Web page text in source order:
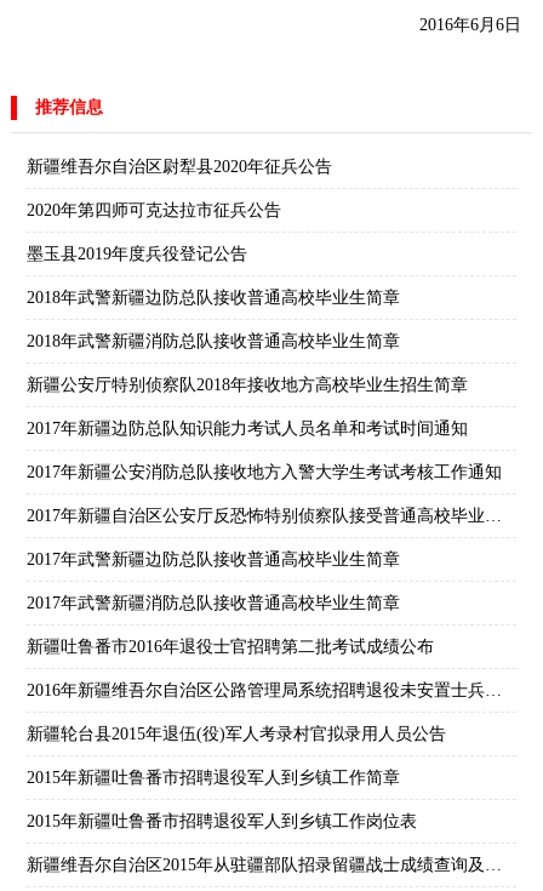
2016年6月6日
推荐信息
新疆维吾尔自治区尉犁县2020年征兵公告
2020年第四师可克达拉市征兵公告
墨玉县2019年度兵役登记公告
2018年武警新疆边防总队接收普通高校毕业生简章
2018年武警新疆消防总队接收普通高校毕业生简章
新疆公安厅特别侦察队2018年接收地方高校毕业生招生简章
2017年新疆边防总队知识能力考试人员名单和考试时间通知
2017年新疆公安消防总队接收地方入警大学生考试考核工作通知
2017年新疆自治区公安厅反恐怖特别侦察队接受普通高校毕业生信息
2017年武警新疆边防总队接收普通高校毕业生简章
2017年武警新疆消防总队接收普通高校毕业生简章
新疆吐鲁番市2016年退役士官招聘第二批考试成绩公布
2016年新疆维吾尔自治区公路管理局系统招聘退役未安置士兵工作人员笔试成绩通知
新疆轮台县2015年退伍(役)军人考录村官拟录用人员公告
2015年新疆吐鲁番市招聘退役军人到乡镇工作简章
2015年新疆吐鲁番市招聘退役军人到乡镇工作岗位表
新疆维吾尔自治区2015年从驻疆部队招录留疆战士成绩查询及提档分数线公告